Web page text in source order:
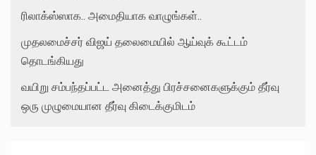
ரிலாக்ஸ்ஸாக.. அமைதியாக வாழுங்கள்..
முதலமைச்சர் விஜய் தலைமையில் ஆய்வுக் கூட்டம்
தொடங்கியது
வயிறு சம்பந்தப்பட்ட அனைத்து பிரச்சனைகளுக்கும் தீர்வு
ஒரு முழுமையான தீர்வு கிடைக்குமிடம்